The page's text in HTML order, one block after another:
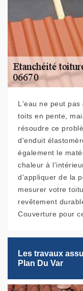
L'eau ne peut pas
toits en pente,
résoudre ce
d'enduit
également le
chaleur à
d'appliquer de la
mesurer votre
revêtement
Couverture pour
Les travaux
Plan Du Var